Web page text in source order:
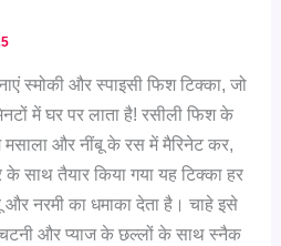
स्मोकी और स्पाइसी फिश टिक्का, जो
में घर पर लाता है! रसीली फिश के
मसाला और नींबू के रस में मैरिनेट कर,
के साथ तैयार किया गया यह टिक्का हर
नरमी का धमाका देता है। चाहे इसे
चटनी और प्याज के छल्लों के साथ स्नैक